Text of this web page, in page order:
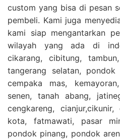
custom yang bisa di pesan
pembeli. Kami juga
kami siap mengantarkan
wilayah yang ada di
cikarang, cibitung,
tangerang selatan,
cempaka mas,
senen, tanah abang,
cengkareng,
kota, fatmawati, pasar
pondok pinang, pondok